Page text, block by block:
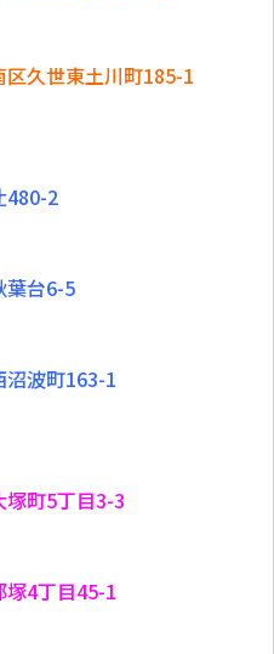
久世東土川町185-1
480-2
葉台6-5
波町163-1
町5丁目3-3
4丁目45-1